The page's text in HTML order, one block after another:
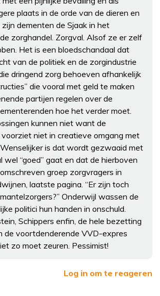
plaats in de orde van de dieren en
dementen de Sjaak in het
zorghandel. Zorgval. Alsof ze er zelf
Het is een bloedschandaal dat
van de politiek en de zorgindustrie
dringend zorg behoeven afhankelijk
die vooral met geld te maken
partijen regelen over de
hoe het verder moet.
kunnen niet want de
niet in creatieve omgang met
is dat wordt gezwaaid met
wel “goed” gaat en dat de hierboven
groep zorgvragers in
laatste pagina. “Er zijn toch
Onderwijl wassen de
politici hun handen in onschuld.
Schippers enfin, de hele bezetting
de voortdenderende VVD-expres
zo moet zeuren. Pessimist!
Log in om te reageren